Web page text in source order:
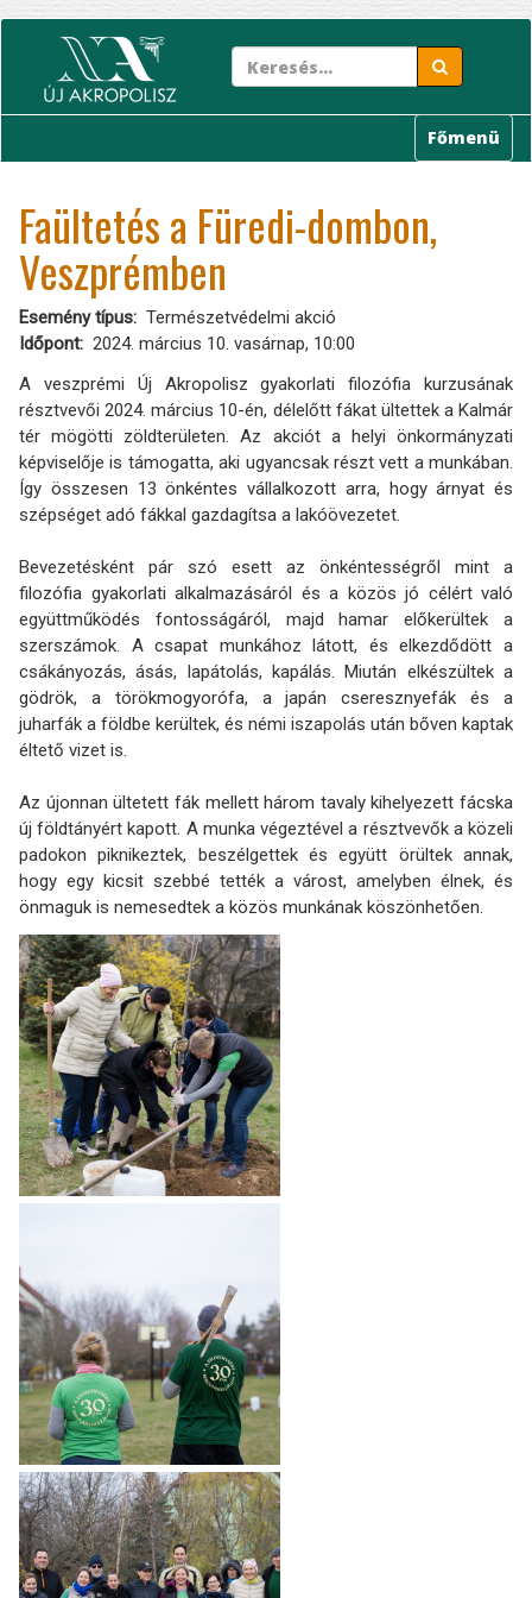
tartalomra
Főmenü
Faültetés a Füredi-dombon,
Veszprémben
Esemény típus
Természetvédelmi akció
Időpont
2024. március 10. vasárnap, 10:00
A veszprémi Új Akropolisz gyakorlati filozófia kurzusának
résztvevői 2024. március 10-én, délelőtt fákat ültettek a Kalmár
tér mögötti zöldterületen. Az akciót a helyi önkormányzati
képviselője is támogatta, aki ugyancsak részt vett a munkában.
Így összesen 13 önkéntes vállalkozott arra, hogy árnyat és
szépséget adó fákkal gazdagítsa a lakóövezetet.
Bevezetésként pár szó esett az önkéntességről mint a
filozófia gyakorlati alkalmazásáról és a közös jó célért való
együttműködés fontosságáról, majd hamar előkerültek a
szerszámok. A csapat munkához látott, és elkezdődött a
csákányozás, ásás, lapátolás, kapálás. Miután elkészültek a
gödrök, a törökmogyorófa, a japán cseresznyefák és a
juharfák a földbe kerültek, és némi iszapolás után bőven kaptak
éltető vizet is.
Az újonnan ültetett fák mellett három tavaly kihelyezett fácska
új földtányért kapott. A munka végeztével a résztvevők a közeli
padokon piknikeztek, beszélgettek és együtt örültek annak,
hogy egy kicsit szebbé tették a várost, amelyben élnek, és
önmaguk is nemesedtek a közös munkának köszönhetően.